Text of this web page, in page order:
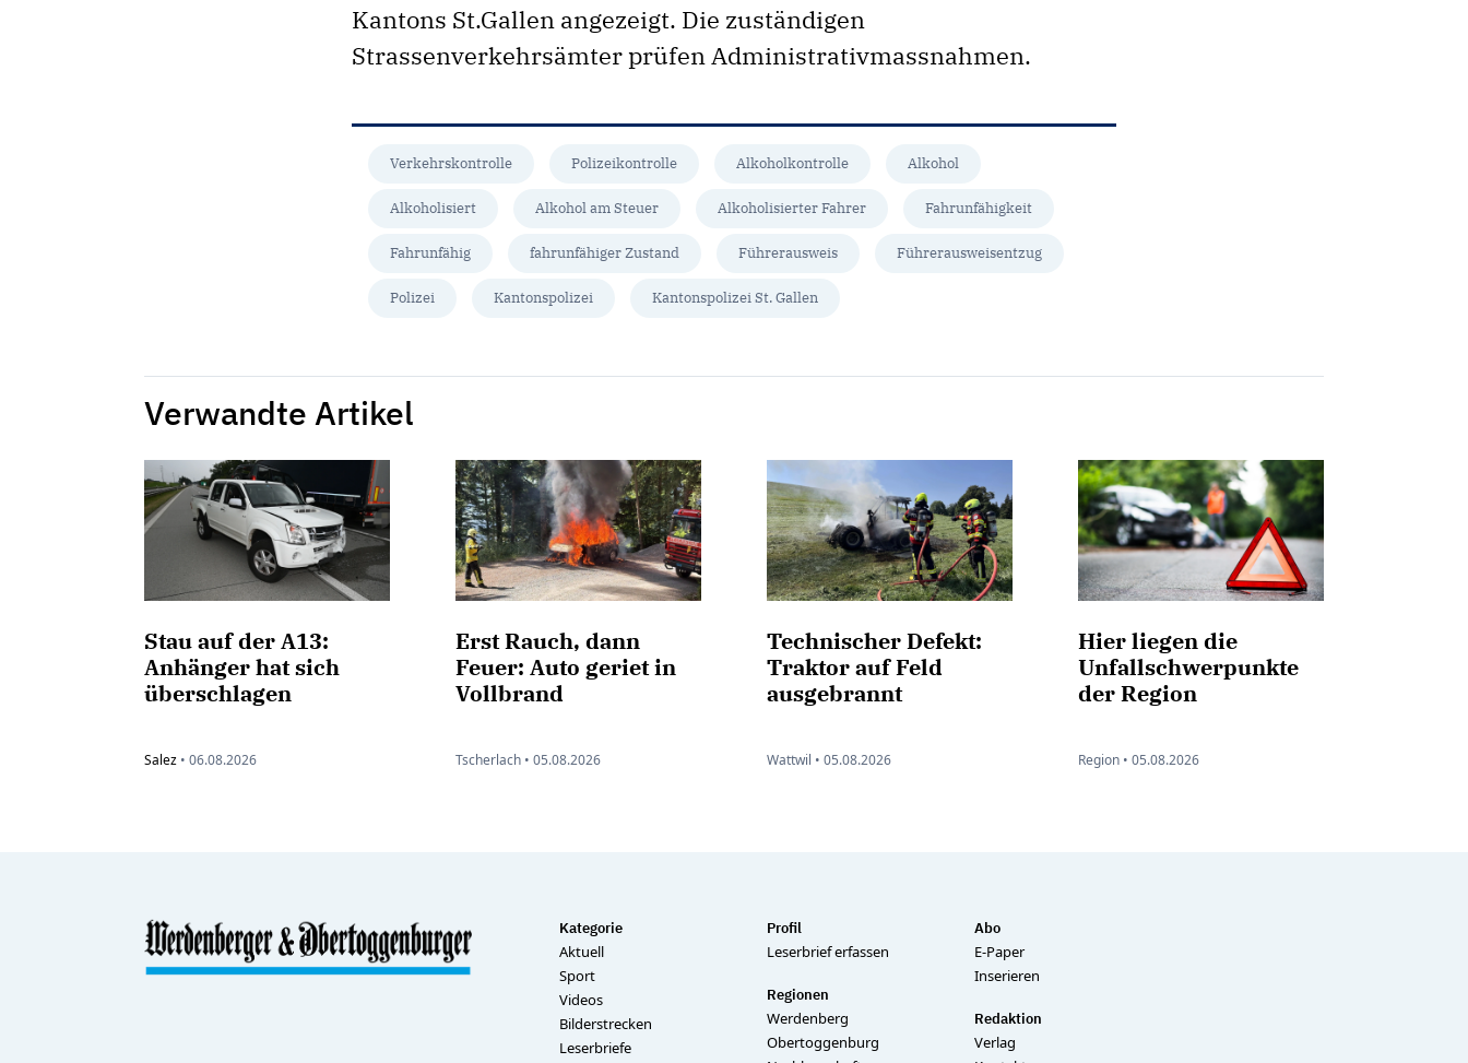
Kantons St.Gallen angezeigt. Die zuständigen
Strassenverkehrsämter prüfen Administrativmassnahmen.
Verkehrskontrolle Polizeikontrolle Alkoholkontrolle Alkohol
Alkoholisiert Alkohol am Steuer Alkoholisierter Fahrer Fahrunfähigkeit
Fahrunfähig fahrunfähiger Zustand Führerausweis Führerausweisentzug
Polizei Kantonspolizei Kantonspolizei St. Gallen
Verwandte Artikel
Stau auf der A13:
Anhänger hat sich
überschlagen
Salez • 06.08.2026
Erst Rauch, dann
Feuer: Auto geriet in
Vollbrand
Tscherlach • 05.08.2026
Technischer Defekt:
Traktor auf Feld
ausgebrannt
Wattwil • 05.08.2026
Hier liegen die
Unfallschwerpunkte
der Region
Region • 05.08.2026
Kategorie
Aktuell
Sport
Videos
Bilderstrecken
Leserbriefe
Profil
Leserbrief erfassen
Regionen
Werdenberg
Obertoggenburg
Abo
E-Paper
Inserieren
Redaktion
Verlag